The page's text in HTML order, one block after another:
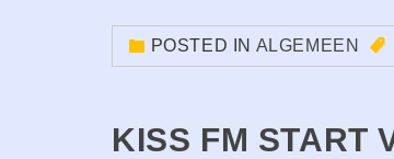
POSTED IN ALGEMEEN
KISS FM START